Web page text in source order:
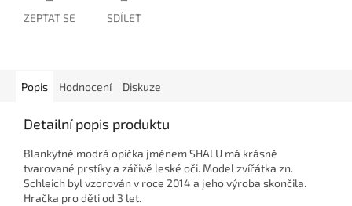
ZEPTAT SE SDÍLET
Popis Hodnocení Diskuze
Detailní popis produktu
Blankytně modrá opička jménem SHALU má krásně
tvarované prstíky a zářivě leské oči. Model zvířátka zn.
Schleich byl vzorován v roce 2014 a jeho výroba skončila.
Hračka pro děti od 3 let.